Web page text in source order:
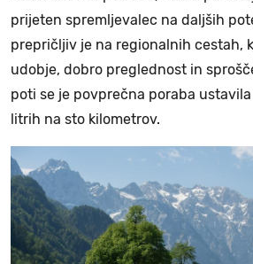
prijeten spremljevalec na daljših
prepričljiv je na regionalnih cestah,
udobje, dobro preglednost in
poti se je povprečna poraba
litrih na sto kilometrov.